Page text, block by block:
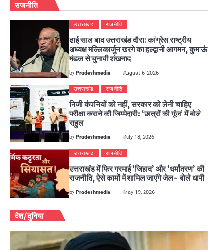
राजनीति
उत्तराखंड राजनीति
ढाई साल बाद उत्तराखंड दौरा: कांग्रेस राष्ट्रीय
अध्यक्ष मल्लिकार्जुन खरगे का हल्द्वानी आगमन, कुमाऊं
मंडल से चुनावी शंखनाद
by Pradeshmedia August 6, 2026
उत्तराखंड राजनीति
निजी कंपनियों को नहीं, सरकार को लेनी चाहिए
परीक्षा कराने की जिम्मेदारी: ‘छात्रों की गूंज’ में बोले
राहुल
by Pradeshmedia July 18, 2026
उत्तराखंड राजनीति
उत्तराखंड में फिर गरमाई ‘जिहाद’ और ‘धर्मांतरण’ की
राजनीति, ऐसे कामों में शामिल जाएंगे जेल- बोले धामी
by Pradeshmedia May 19, 2026
देश/दुनिया